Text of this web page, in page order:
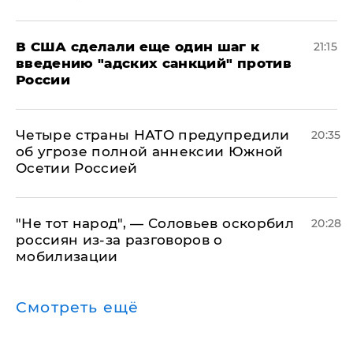
В США сделали еще один шаг к
введению "адских санкций" против
России
21:15
Четыре страны НАТО предупредили
об угрозе полной аннексии Южной
Осетии Россией
20:35
​"Не тот народ", — Соловьев оскорбил
россиян из-за разговоров о
мобилизации
20:28
Смотреть ещё